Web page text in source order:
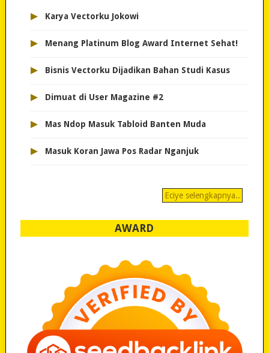
▸ Karya Vectorku Jokowi
▸ Menang Platinum Blog Award Internet Sehat!
▸ Bisnis Vectorku Dijadikan Bahan Studi Kasus
▸ Dimuat di User Magazine #2
▸ Mas Ndop Masuk Tabloid Banten Muda
▸ Masuk Koran Jawa Pos Radar Nganjuk
Eciye selengkapnya..
AWARD